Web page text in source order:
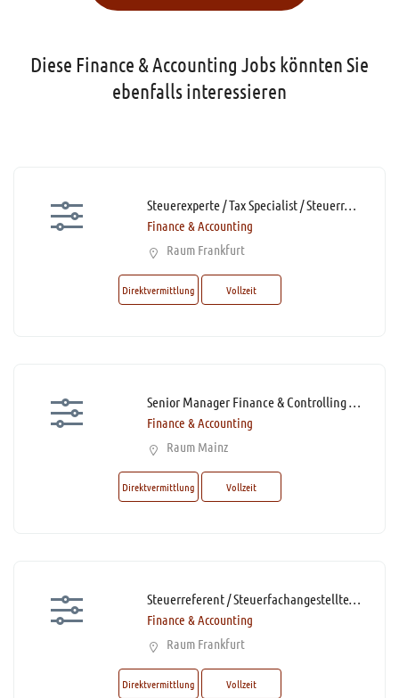
Diese Finance & Accounting Jobs könnten Sie
ebenfalls interessieren
Steuerexperte / Tax Specialist / Steuerreferent / Steuerfachwirt (m/w/d)* mit Homeoffice
Finance & Accounting
Raum Frankfurt
Direktvermittlung Vollzeit
Senior Manager Finance & Controlling / Finance Manager Manufacturing (m/w/d)*
Finance & Accounting
Raum Mainz
Direktvermittlung Vollzeit
Steuerreferent / Steuerfachangestellter / Steuerfachwirt (m/w/d)* mit Homeoffice-Option
Finance & Accounting
Raum Frankfurt
Direktvermittlung Vollzeit